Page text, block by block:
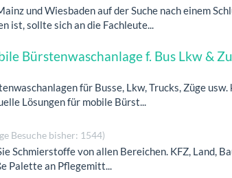
und Wiesbaden auf der Suche nach einem
ist, sollte sich an die Fachleute...
Bürstenwaschanlage f. Bus Lkw &
für Busse, Lkw, Trucks, Züge
Lösungen für mobile Bürst...
Besuche bisher: 1544)
Schmierstoffe von allen Bereichen. KFZ, Land,
Palette an Pflegemitt...